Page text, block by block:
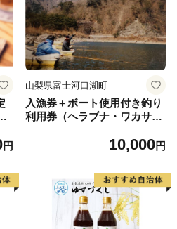
円
山梨県富士河口湖町
入漁券＋ボート使用付き釣り
利用券（ヘラブナ・ワカサギ
10,000円